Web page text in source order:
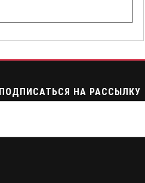
ПОДПИСАТЬСЯ НА РАССЫЛКУ